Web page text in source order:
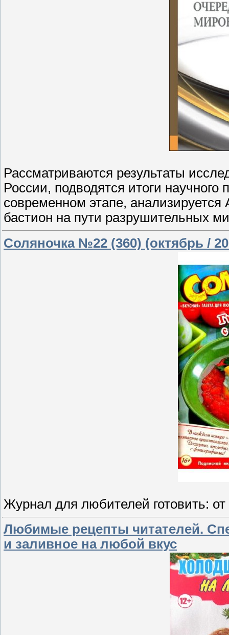
Рассматриваются результаты
России, подводятся итоги
современном этапе,
бастион на пути разрушительных
Соляночка №22 (360) (октябрь /
Журнал для любителей готовить: от
Любимые рецепты читателей.
и заливное на любой вкус